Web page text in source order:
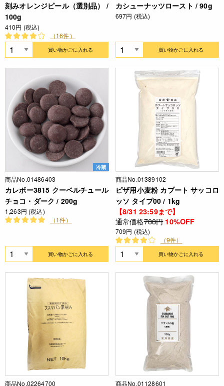
刻みオレンジピール（選別品） /
100g
410円 (税込)
（16件）
買い物かごに入れる
カシューナッツロースト / 90g
697円 (税込)
買い物かごに入れる
冷蔵
商品No.01486403
カレボー3815 クーベルチュール
チョコ・ダーク / 200g
1,263円 (税込)
（1件）
買い物かごに入れる
商品No.01389102
ピザ用小麦粉 カプート サッコロ
ッソ タイプ00 / 1kg
【8/31 23:59まで】
通常価格788円 10%OFF
709円 (税込)
（9件）
買い物かごに入れる
商品No.02264700 商品No.01128601